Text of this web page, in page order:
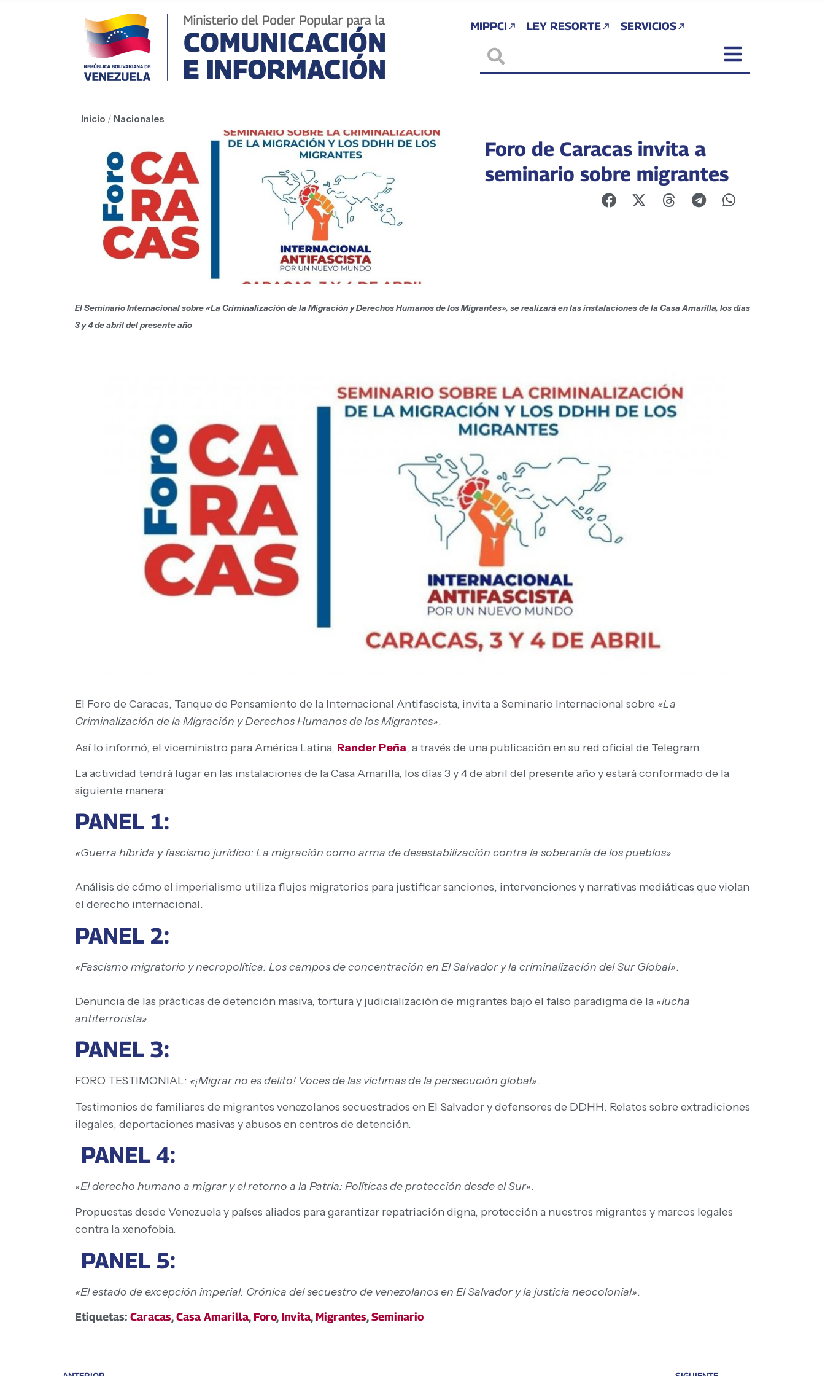
MIPPCI LEY RESORTE SERVICIOS
Inicio / Nacionales
Foro de Caracas invita a
seminario sobre migrantes
El Seminario Internacional sobre «La Criminalización de la Migración y Derechos Humanos de los Migrantes», se realizará en las instalaciones de la Casa Amarilla, los días
3 y 4 de abril del presente año
El Foro de Caracas, Tanque de Pensamiento de la Internacional Antifascista, invita a Seminario Internacional sobre «La
Criminalización de la Migración y Derechos Humanos de los Migrantes».
Así lo informó, el viceministro para América Latina, Rander Peña, a través de una publicación en su red oficial de Telegram.
La actividad tendrá lugar en las instalaciones de la Casa Amarilla, los días 3 y 4 de abril del presente año y estará conformado de la
siguiente manera:
PANEL 1:
«Guerra híbrida y fascismo jurídico: La migración como arma de desestabilización contra la soberanía de los pueblos»
Análisis de cómo el imperialismo utiliza flujos migratorios para justificar sanciones, intervenciones y narrativas mediáticas que violan
el derecho internacional.
PANEL 2:
«Fascismo migratorio y necropolítica: Los campos de concentración en El Salvador y la criminalización del Sur Global».
Denuncia de las prácticas de detención masiva, tortura y judicialización de migrantes bajo el falso paradigma de la «lucha
antiterrorista».
PANEL 3:
FORO TESTIMONIAL: «¡Migrar no es delito! Voces de las víctimas de la persecución global».
Testimonios de familiares de migrantes venezolanos secuestrados en El Salvador y defensores de DDHH. Relatos sobre extradiciones
ilegales, deportaciones masivas y abusos en centros de detención.
PANEL 4:
«El derecho humano a migrar y el retorno a la Patria: Políticas de protección desde el Sur».
Propuestas desde Venezuela y países aliados para garantizar repatriación digna, protección a nuestros migrantes y marcos legales
contra la xenofobia.
PANEL 5:
«El estado de excepción imperial: Crónica del secuestro de venezolanos en El Salvador y la justicia neocolonial».
Etiquetas: Caracas,Casa Amarilla, Foro, Invita, Migrantes,Seminario